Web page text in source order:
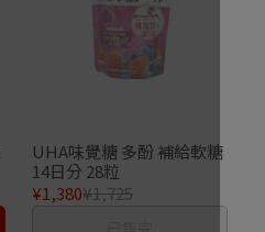
UHA味覺糖 多酚 補給軟糖
14日分 28粒
¥1,380¥1,725